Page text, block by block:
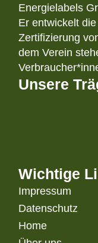
Energielabels
Er entwickelt
Zertifizierung
dem Verein
Unsere
Wichtige
Impressum
Datenschutz
Home